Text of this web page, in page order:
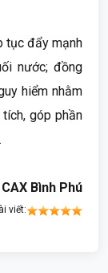
tục đẩy mạnh
nước; đồng
hiểm nhằm
góp phần
Bình Phú
viết: